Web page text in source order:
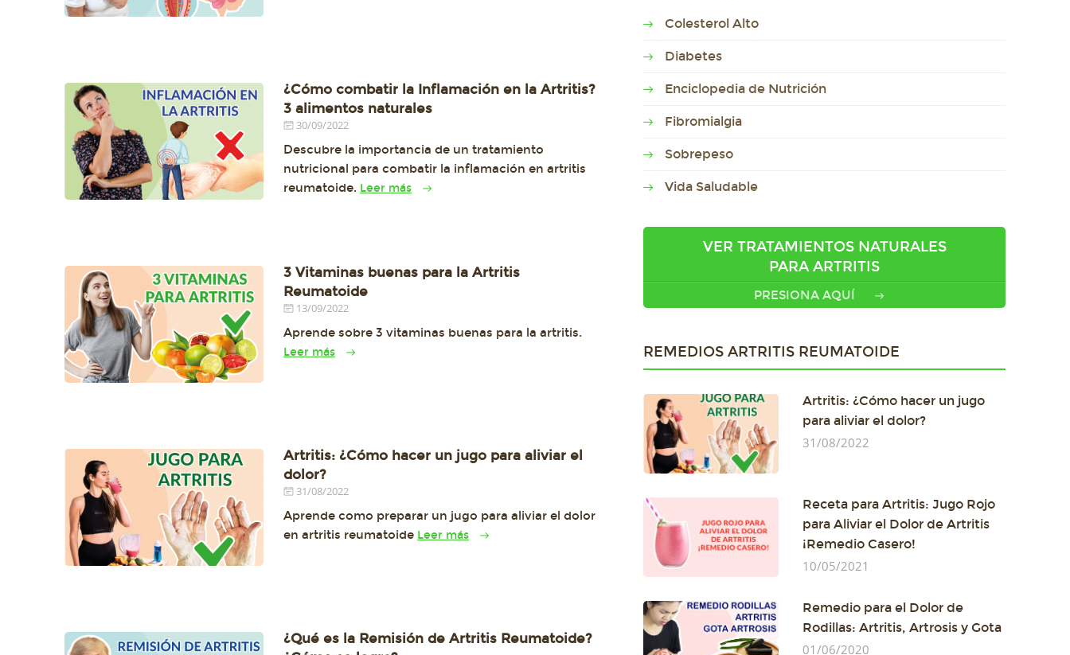
¿Cómo combatir la Inflamación en la Artritis?
3 alimentos naturales
30/09/2022
Descubre la importancia de un tratamiento
nutricional para combatir la inflamación en artritis
reumatoide. Leer más
3 Vitaminas buenas para la Artritis
Reumatoide
13/09/2022
Aprende sobre 3 vitaminas buenas para la artritis.
Leer más
Artritis: ¿Cómo hacer un jugo para aliviar el
dolor?
31/08/2022
Aprende como preparar un jugo para aliviar el dolor
en artritis reumatoide Leer más
¿Qué es la Remisión de Artritis Reumatoide?
Colesterol Alto
Diabetes
Enciclopedia de Nutrición
Fibromialgia
Sobrepeso
Vida Saludable
VER TRATAMIENTOS NATURALES
PARA ARTRITIS
PRESIONA AQUÍ
REMEDIOS ARTRITIS REUMATOIDE
Artritis: ¿Cómo hacer un jugo
para aliviar el dolor?
31/08/2022
Receta para Artritis: Jugo Rojo
para Aliviar el Dolor de Artritis
¡Remedio Casero!
10/05/2021
Remedio para el Dolor de
Rodillas: Artritis, Artrosis y Gota
01/06/2020